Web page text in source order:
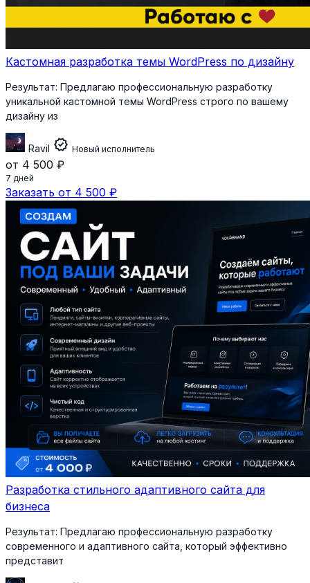
Кастомная разработка темы WordPress по дизайну
Результат: Предлагаю профессиональную разработку
уникальной кастомной темы WordPress строго по вашему
дизайну из
Ravil verified Новый исполнитель
от 4 500 ₽
7 дней
Заказать от 4 500 ₽
Разработка стильного адаптивного сайта для
бизнеса
Результат: Предлагаю профессиональную разработку
современного и адаптивного сайта, который эффективно
представит